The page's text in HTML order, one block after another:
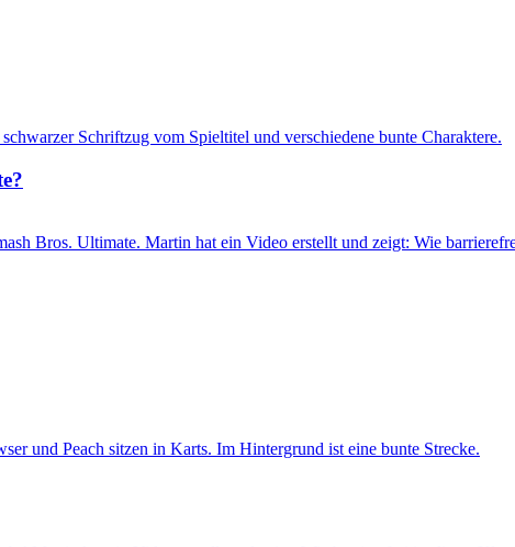
Bros. Ultimate. Martin hat ein Video erstellt und zeigt: Wie